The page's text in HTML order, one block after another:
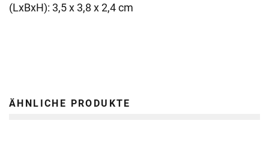
(LxBxH): 3,5 x 3,8 x 2,4 cm
ÄHNLICHE PRODUKTE